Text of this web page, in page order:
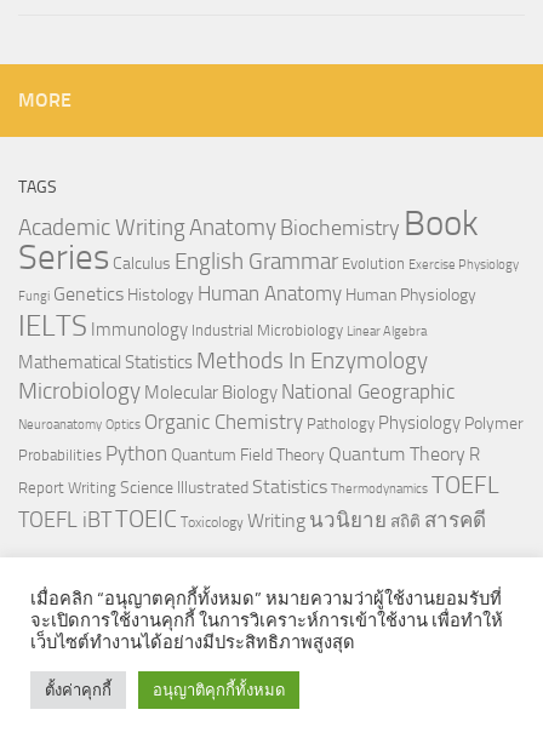
MORE
TAGS
Academic WritingAnatomy Biochemistry Book
Series Calculus English Grammar Evolution Exercise Physiology
Fungi Genetics Histology Human Anatomy Human Physiology
IELTS Immunology Industrial Microbiology Linear Algebra
Mathematical Statistics Methods In Enzymology
Microbiology Molecular Biology National Geographic
Neuroanatomy Optics Organic Chemistry Pathology Physiology Polymer
Probabilities Python Quantum Field Theory Quantum Theory R
Report Writing Science Illustrated Statistics Thermodynamics TOEFL
TOEFL iBTTOEIC Toxicology Writing นวนิยาย สถิติ สารคดี
© 2026. All Rights Reserved.
เมื่อคลิก “อนุญาตคุกกี้ทั้งหมด” หมายความว่าผู้ใช้งานยอมรับที่
จะเปิดการใช้งานคุกกี้ ในการวิเคราะห์การเข้าใช้งาน เพื่อทำให้
เว็บไซต์ทำงานได้อย่างมีประสิทธิภาพสูงสุด
ตั้งค่าคุกกี้ อนุญาติคุกกี้ทั้งหมด